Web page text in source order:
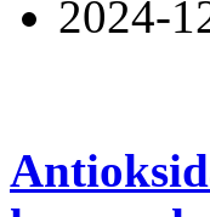
2024-